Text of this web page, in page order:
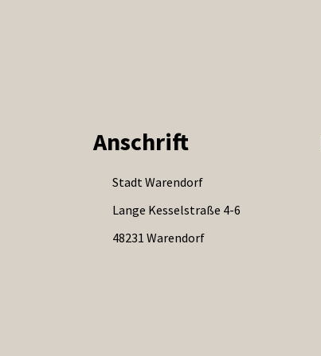
Anschrift
Stadt Warendorf
Lange Kesselstraße 4-6
48231 Warendorf